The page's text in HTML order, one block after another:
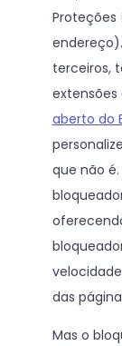
Proteções
terceiros,
extensões
aberto do
que não
das
Mas o